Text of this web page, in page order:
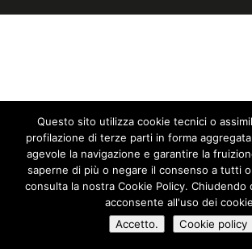
Questo sito utilizza cookie tecnici o
profilazione di terze parti in forma
agevole la navigazione e garantire la
saperne di più o negare il consenso a tutti
consulta la nostra Cookie Policy. Chiudendo
acconsente all'uso dei
Accetto.
Cookie policy